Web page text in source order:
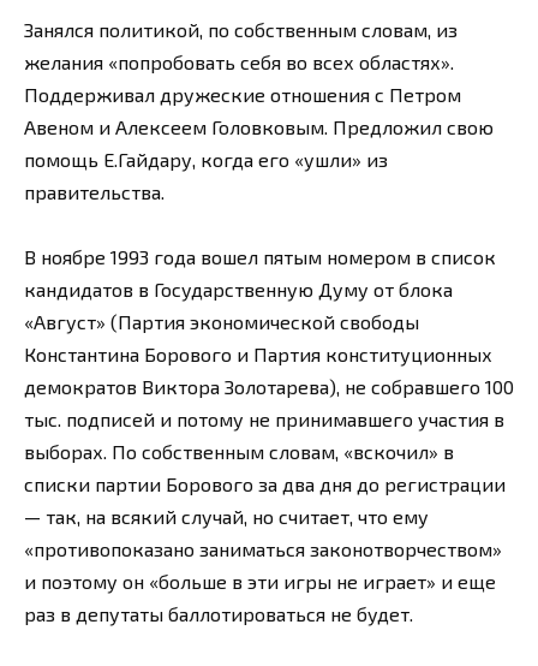
Занялся политикой, по собственным словам, из
желания «попробовать себя во всех областях».
Поддерживал дружеские отношения с Петром
Авеном и Алексеем Головковым. Предложил свою
помощь Е.Гайдару, когда его «ушли» из
правительства.
В ноябре 1993 года вошел пятым номером в список
кандидатов в Государственную Думу от блока
«Август» (Партия экономической свободы
Константина Борового и Партия конституционных
демократов Виктора Золотарева), не собравшего 100
тыс. подписей и потому не принимавшего участия в
выборах. По собственным словам, «вскочил» в
списки партии Борового за два дня до регистрации
— так, на всякий случай, но считает, что ему
«противопоказано заниматься законотворчеством»
и поэтому он «больше в эти игры не играет» и еще
раз в депутаты баллотироваться не будет.